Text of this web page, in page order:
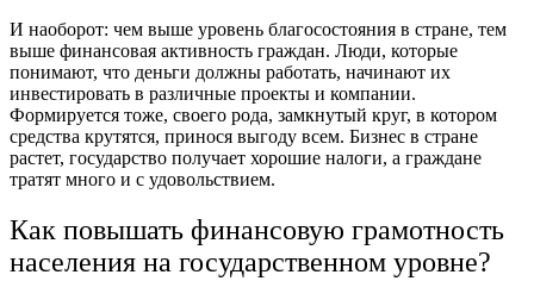
И наоборот: чем выше уровень благосостояния в стране, тем
выше финансовая активность граждан. Люди, которые
понимают, что деньги должны работать, начинают их
инвестировать в различные проекты и компании.
Формируется тоже, своего рода, замкнутый круг, в котором
средства крутятся, принося выгоду всем. Бизнес в стране
растет, государство получает хорошие налоги, а граждане
тратят много и с удовольствием.
Как повышать финансовую грамотность
населения на государственном уровне?